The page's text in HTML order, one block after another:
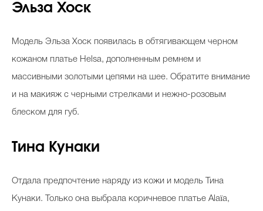
Эльза Хоск
Модель Эльза Хоск появилась в обтягивающем черном
кожаном платье Helsa, дополненным ремнем и
массивными золотыми цепями на шее. Обратите внимание
и на макияж с черными стрелками и нежно-розовым
блеском для губ.
Тина Кунаки
Отдала предпочтение наряду из кожи и модель Тина
Кунаки. Только она выбрала коричневое платье Alaïa,